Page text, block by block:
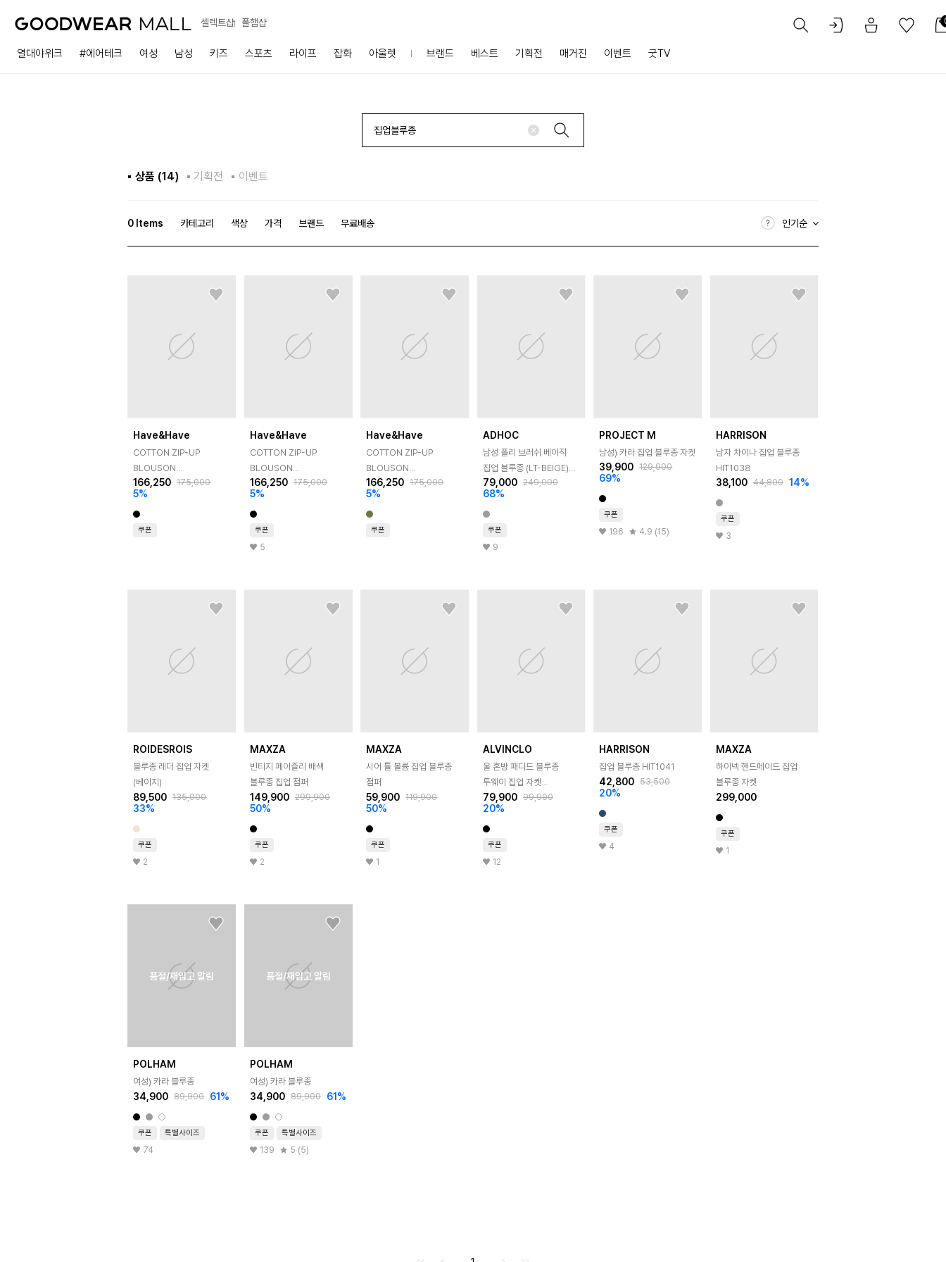
셀렉트샵 폴햄샵
열대야위크 #에어테크 여성 남성 키즈 스포츠 라이프 잡화 아울렛 브랜드 베스트 기획전 매거진 이벤트 굿TV
상품 (14) 기획전 이벤트
0 Items 카테고리 색상 가격 브랜드 무료배송 인기순
Have&Have
COTTON ZIP-UP
BLOUSON
JACKET_BLACK
166,250 175,000
5%
쿠폰
Have&Have
COTTON ZIP-UP
BLOUSON
JACKET_CHARCOAL
166,250 175,000
5%
쿠폰
5
Have&Have
COTTON ZIP-UP
BLOUSON
JACKET_KHAKI BROWN
166,250 175,000
5%
쿠폰
ADHOC
남성 폴리 브러쉬 베이직
집업 블루종 (LT-BEIGE)
(HBAUJ40)
79,000 249,000
68%
쿠폰
9
PROJECT M
남성) 카라 집업 블루종 자켓
39,900 129,900
69%
쿠폰
196 4.9 (15)
HARRISON
남자 차이나 집업 블루종
HIT1038
38,100 44,800 14%
쿠폰
3
ROIDESROIS
블루종 레더 집업 자켓
(베이지)
89,500 135,000
33%
쿠폰
2
MAXZA
빈티지 페이즐리 배색
블루종 집업 점퍼
149,900 299,900
50%
쿠폰
2
MAXZA
시어 튤 볼륨 집업 블루종
점퍼
59,900 119,900
50%
쿠폰
1
ALVINCLO
울 혼방 패디드 블루종
투웨이 집업 자켓
DLX1281
79,900 99,900
20%
쿠폰
12
HARRISON
집업 블루종 HIT1041
42,800 53,500
20%
쿠폰
4
MAXZA
하이넥 핸드메이드 집업
블루종 자켓
299,000
쿠폰
1
품절/재입고 알림
POLHAM
여성) 카라 블루종
34,900 89,900 61%
쿠폰 특별사이즈
74
품절/재입고 알림
POLHAM
여성) 카라 블루종
34,900 89,900 61%
쿠폰 특별사이즈
139 5 (5)
이전으로다음으로